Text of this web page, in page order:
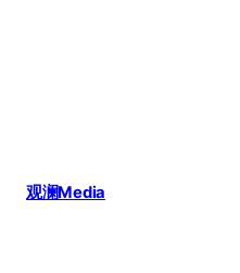
观澜Media